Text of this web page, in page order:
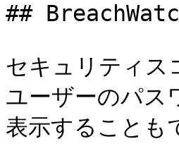
##
セキュリティ
ユーザーのパス
表示することも